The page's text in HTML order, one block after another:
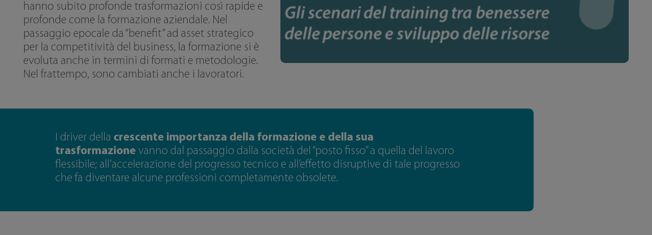
hanno subito profonde trasformazioni così rapide e
profonde come la formazione aziendale. Nel
passaggio epocale da “benefit” ad asset strategico
per la competitività del business, la formazione si è
evoluta anche in termini di formati e metodologie.
Nel frattempo, sono cambiati anche i lavoratori.
I driver della crescente importanza della formazione e della sua
trasformazione vanno dal passaggio dalla società del “posto fisso” a quella del lavoro
flessibile; all’accelerazione del progresso tecnico e all’effetto disruptive di tale progresso
che fa diventare alcune professioni completamente obsolete.